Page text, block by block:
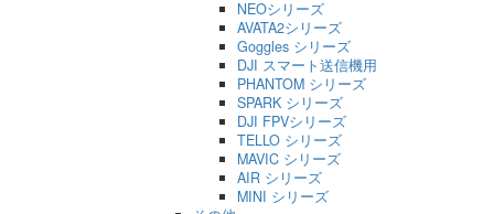
NEOシリーズ
AVATA2シリーズ
Goggles シリーズ
DJI スマート送信機用
PHANTOM シリーズ
SPARK シリーズ
DJI FPVシリーズ
TELLO シリーズ
MAVIC シリーズ
AIR シリーズ
MINI シリーズ